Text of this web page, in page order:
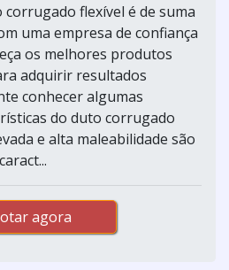
flexível é de suma
uma empresa de confiança
os melhores produtos
adquirir resultados
conhecer algumas
do duto corrugado
e alta maleabilidade são
agora